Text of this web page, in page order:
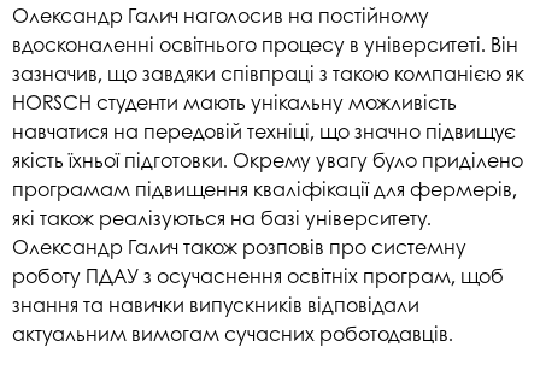
Олександр Галич наголосив на постійному
вдосконаленні освітнього процесу в університеті. Він
зазначив, що завдяки співпраці з такою компанією як
HORSCH студенти мають унікальну можливість
навчатися на передовій техніці, що значно підвищує
якість їхньої підготовки. Окрему увагу було приділено
програмам підвищення кваліфікації для фермерів,
які також реалізуються на базі університету.
Олександр Галич також розповів про системну
роботу ПДАУ з осучаснення освітніх програм, щоб
знання та навички випускників відповідали
актуальним вимогам сучасних роботодавців.